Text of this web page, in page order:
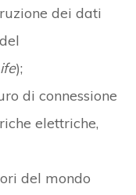
dei dati
);
di connessione
elettriche,
del mondo